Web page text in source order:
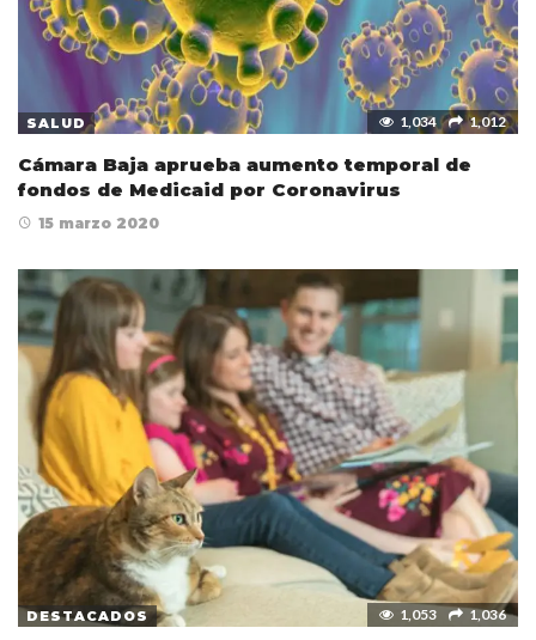
SALUD 1,034 1,012
Cámara Baja aprueba aumento temporal de
fondos de Medicaid por Coronavirus
15 marzo 2020
DESTACADOS 1,053 1,036